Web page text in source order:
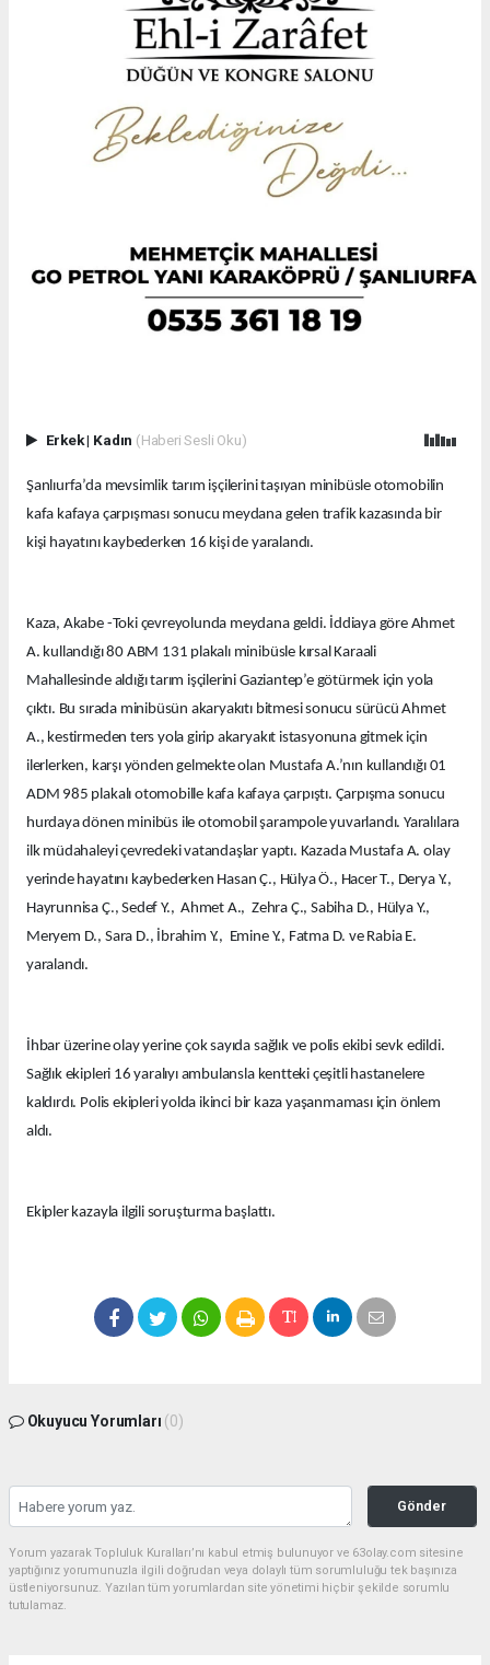
Erkek| Kadın (Haberi Sesli Oku)
Şanlıurfa’da mevsimlik tarım işçilerini taşıyan minibüsle otomobilin
kafa kafaya çarpışması sonucu meydana gelen trafik kazasında bir
kişi hayatını kaybederken 16 kişi de yaralandı.
Kaza, Akabe -Toki çevreyolunda meydana geldi. İddiaya göre Ahmet
A. kullandığı 80 ABM 131 plakalı minibüsle kırsal Karaali
Mahallesinde aldığı tarım işçilerini Gaziantep’e götürmek için yola
çıktı. Bu sırada minibüsün akaryakıtı bitmesi sonucu sürücü Ahmet
A., kestirmeden ters yola girip akaryakıt istasyonuna gitmek için
ilerlerken, karşı yönden gelmekte olan Mustafa A.’nın kullandığı 01
ADM 985 plakalı otomobille kafa kafaya çarpıştı. Çarpışma sonucu
hurdaya dönen minibüs ile otomobil şarampole yuvarlandı. Yaralılara
ilk müdahaleyi çevredeki vatandaşlar yaptı. Kazada Mustafa A. olay
yerinde hayatını kaybederken Hasan Ç., Hülya Ö., Hacer T., Derya Y.,
Hayrunnisa Ç., Sedef Y., Ahmet A., Zehra Ç., Sabiha D., Hülya Y.,
Meryem D., Sara D., İbrahim Y., Emine Y., Fatma D. ve Rabia E.
yaralandı.
İhbar üzerine olay yerine çok sayıda sağlık ve polis ekibi sevk edildi.
Sağlık ekipleri 16 yaralıyı ambulansla kentteki çeşitli hastanelere
kaldırdı. Polis ekipleri yolda ikinci bir kaza yaşanmaması için önlem
aldı.
Ekipler kazayla ilgili soruşturma başlattı.
Okuyucu Yorumları (0)
Gönder
Yorum yazarak Topluluk Kuralları’nı kabul etmiş bulunuyor ve 63olay.com sitesine
yaptığınız yorumunuzla ilgili doğrudan veya dolaylı tüm sorumluluğu tek başınıza
üstleniyorsunuz. Yazılan tüm yorumlardan site yönetimi hiçbir şekilde sorumlu
tutulamaz.